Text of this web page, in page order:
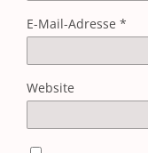
E-Mail-Adresse *
Website